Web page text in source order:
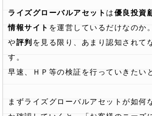
ライズグローバルアセット は優良投資
情報サイト を運営しているだけなのか
や評判 を見る限り、あまり認知されて
す。
早速、ＨＰ等の検証を行っていきたい
まずライズグローバルアセットが如何